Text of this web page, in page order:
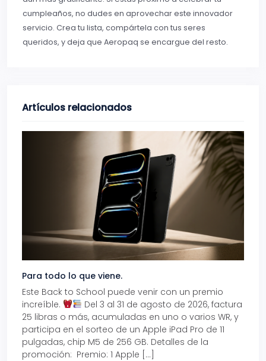
cumpleaños, no dudes en aprovechar este innovador
servicio. Crea tu lista, compártela con tus seres
queridos, y deja que Aeropaq se encargue del resto.
Artículos relacionados
Para todo lo que viene.
Este Back to School puede venir con un premio
increíble.
Del 3 al 31 de agosto de 2026, factura
25 libras o más, acumuladas en uno o varios WR, y
participa en el sorteo de un Apple iPad Pro de 11
pulgadas, chip M5 de 256 GB. Detalles de la
promoción: Premio: 1 Apple […]